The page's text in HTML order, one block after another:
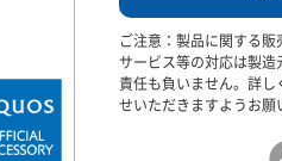
ご注意：製品に関する
サービス等の対応は製
責任も負いません。詳し
せいただきますようお願